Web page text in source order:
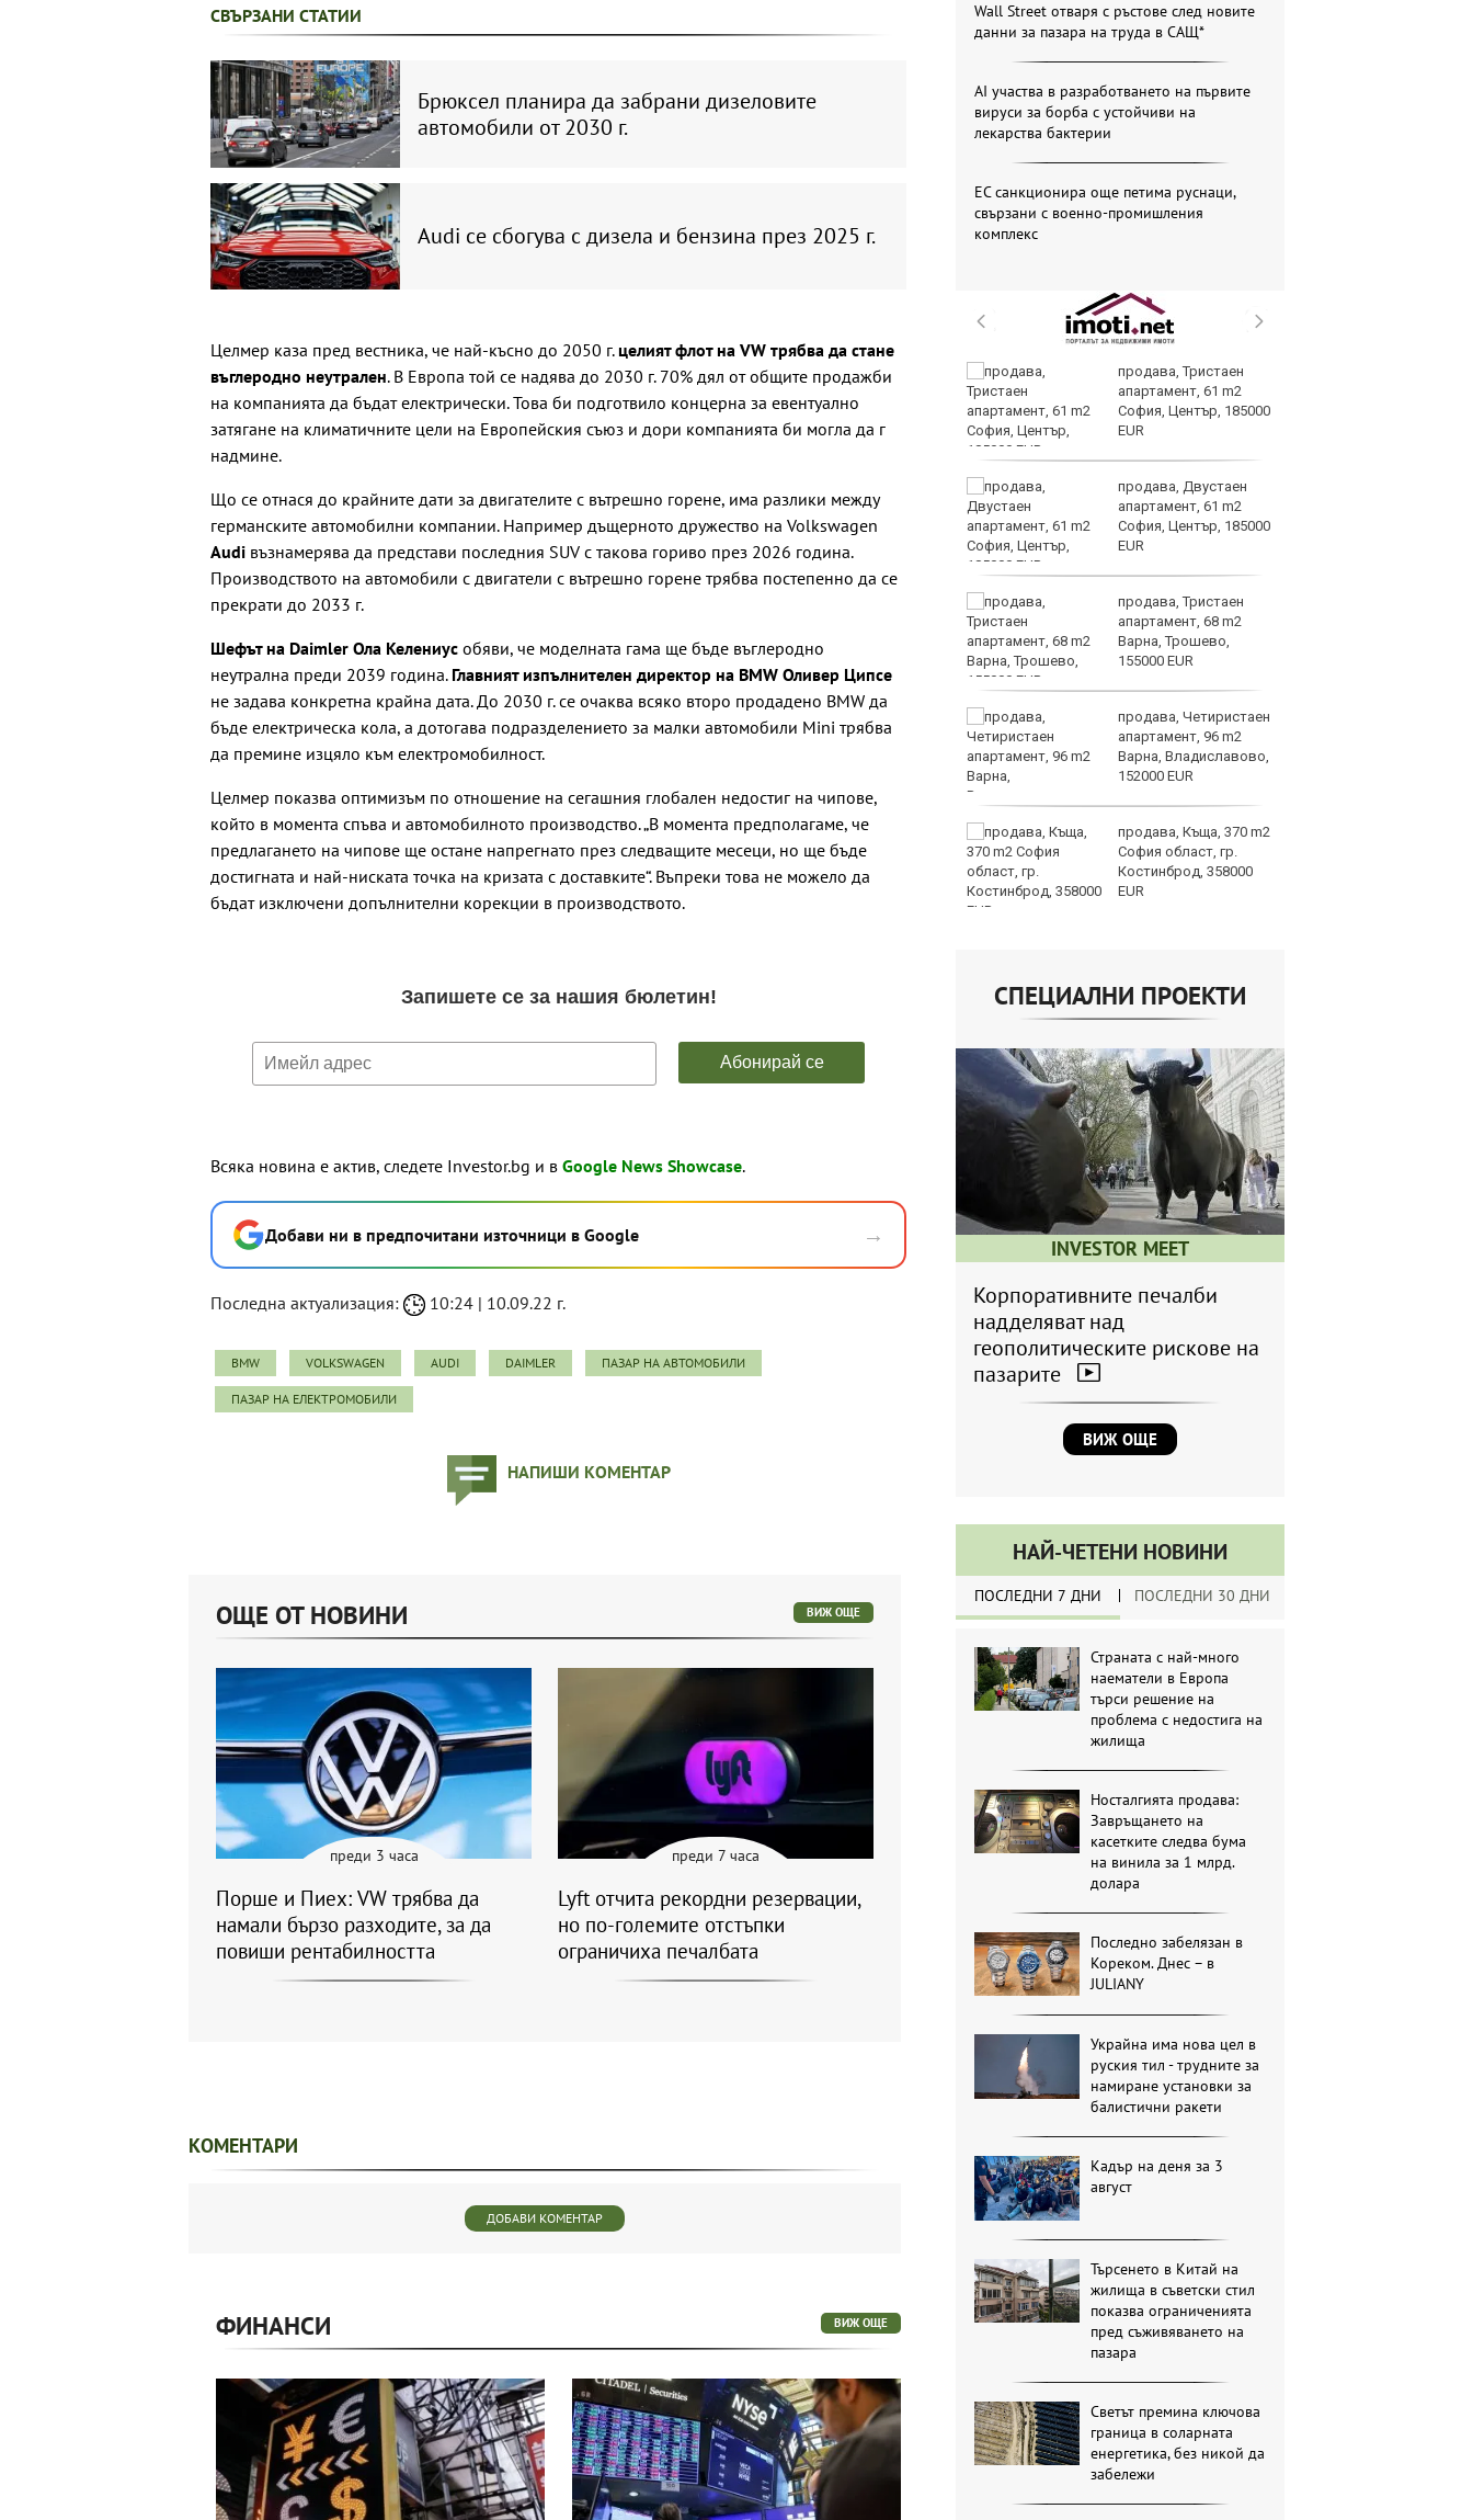
СВЪРЗАНИ СТАТИИ
Брюксел планира да забрани дизеловите
автомобили от 2030 г.
Audi се сбогува с дизела и бензина през 2025 г.
Целмер каза пред вестника, че най-късно до 2050 г.целият флот на VW трябва да стане
въглеродно неутрален. В Европа той се надява до 2030 г. 70% дял от общите продажби
на компанията да бъдат електрически. Това би подготвило концерна за евентуално
затягане на климатичните цели на Европейския съюз и дори компанията би могла да г
надмине.
Що се отнася до крайните дати за двигателите с вътрешно горене, има разлики между
германските автомобилни компании. Например дъщерното дружество на Volkswagen
Audi възнамерява да представи последния SUV с такова гориво през 2026 година.
Производството на автомобили с двигатели с вътрешно горене трябва постепенно да се
прекрати до 2033 г.
Шефът на Daimler Ола Келениус обяви, че моделната гама ще бъде въглеродно
неутрална преди 2039 година. Главният изпълнителен директор на BMW Оливер Ципсе
не задава конкретна крайна дата. До 2030 г. се очаква всяко второ продадено BMW да
бъде електрическа кола, а дотогава подразделението за малки автомобили Mini трябва
да премине изцяло към електромобилност.
Целмер показва оптимизъм по отношение на сегашния глобален недостиг на чипове,
който в момента спъва и автомобилното производство. „В момента предполагаме, че
предлагането на чипове ще остане напрегнато през следващите месеци, но ще бъде
достигната и най-ниската точка на кризата с доставките“. Въпреки това не можело да
бъдат изключени допълнителни корекции в производството.
Всяка новина е актив, следете Investor.bg и в Google News Showcase.
Добави ни в предпочитани източници в Google →
Последна актуализация: 10:24 | 10.09.22 г.
BMW VOLKSWAGEN AUDI DAIMLER ПАЗАР НА АВТОМОБИЛИ
ПАЗАР НА ЕЛЕКТРОМОБИЛИ
НАПИШИ КОМЕНТАР
Wall Street отваря с ръстове след новите
данни за пазара на труда в САЩ*
AI участва в разработването на първите
вируси за борба с устойчиви на
лекарства бактерии
ЕС санкционира още петима руснаци,
свързани с военно-промишления
комплекс
40 пияни и дрогирани
шофьори спипа КАТ за
ден
любими варненски
изпълнители ще пеят
на празника на Варна
продукти за
растителна защита
Симеон Наковски
преди SENSHI 33: Няма
Затварят
междуселски път във
Варненско за ремонт
продава, Тристаен
апартамент, 61 m2
София, Център, 185000
EUR
продава, Двустаен
апартамент, 61 m2
София, Център, 185000
EUR
продава, Тристаен
апартамент, 68 m2
Варна, Трошево,
155000 EUR
продава, Четиристаен
апартамент, 96 m2
Варна, Владиславово,
152000 EUR
продава, Къща, 370 m2
София област, гр.
Костинброд, 358000
EUR
СПЕЦИАЛНИ ПРОЕКТИ
INVESTOR MEET
Корпоративните печалби
надделяват над
геополитическите рискове на
пазарите
ВИЖ ОЩЕ
НАЙ-ЧЕТЕНИ НОВИНИ
ПОСЛЕДНИ 7 ДНИ ПОСЛЕДНИ 30 ДНИ
Страната с най-много
наематели в Европа
търси решение на
проблема с недостига на
жилища
Носталгията продава:
Завръщането на
касетките следва бума
на винила за 1 млрд.
долара
Последно забелязан в
Кореком. Днес – в
JULIANY
Украйна има нова цел в
руския тил - трудните за
намиране установки за
балистични ракети
Кадър на деня за 3
август
Търсенето в Китай на
жилища в съветски стил
показва ограниченията
пред съживяването на
пазара
Светът премина ключова
граница в соларната
енергетика, без никой да
забележи
ОЩЕ ОТ НОВИНИ ВИЖ ОЩЕ
преди 3 часа
Порше и Пиех: VW трябва да
намали бързо разходите, за да
повиши рентабилността
преди 7 часа
Lyft отчита рекордни резервации,
но по-големите отстъпки
ограничиха печалбата
КОМЕНТАРИ
ДОБАВИ КОМЕНТАР
ФИНАНСИ ВИЖ ОЩЕ